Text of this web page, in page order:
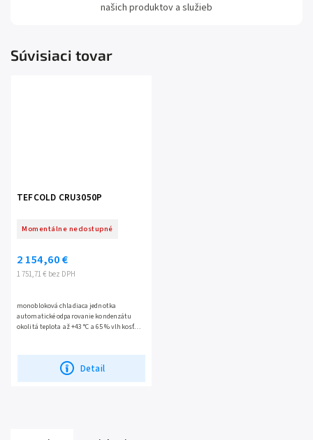
našich produktov a služieb
Súvisiaci tovar
TEFCOLD CRU3050P
Momentálne nedostupné
1 751,71 € bez DPH
2 154,60 €
Detail
monobloková chladiaca jednotka
automatické odparovanie kondenzátu
okolitá teplota až +43 °C a 65 % vlhkosť